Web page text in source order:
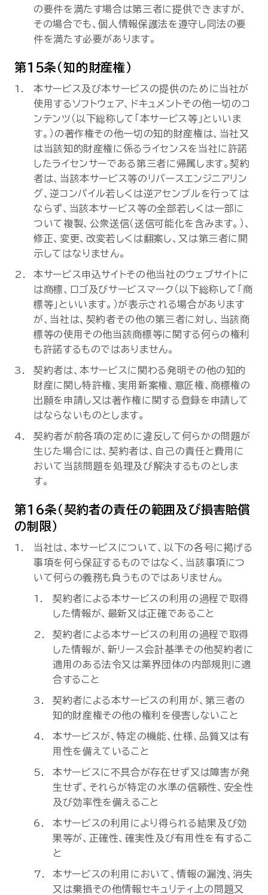
の要件を満たす場合は第三者に提供できますが、
その場合でも、個人情報保護法を遵守し同法の要
件を満たす必要があります。
第15条（知的財産権）
本サービス及び本サービスの提供のために当社が
使用するソフトウェア、ドキュメントその他一切のコ
ンテンツ（以下総称して「本サービス等」といいま
す。）の著作権その他一切の知的財産権は、当社又
は当該知的財産権に係るライセンスを当社に許諾
したライセンサーである第三者に帰属します。契約
者は、当該本サービス等のリバースエンジニアリン
グ、逆コンパイル若しくは逆アセンブルを行っては
ならず、当該本サービス等の全部若しくは一部に
ついて複製、公衆送信（送信可能化を含みます。）、
修正、変更、改変若しくは翻案し、又は第三者に開
示してはなりません。
本サービス申込サイトその他当社のウェブサイトに
は商標、ロゴ及びサービスマーク（以下総称して「商
標等」といいます。）が表示される場合があります
が、当社は、契約者その他の第三者に対し、当該商
標等の使用その他当該商標等に関する何らの権利
も許諾するものではありません。
契約者は、本サービスに関わる発明その他の知的
財産に関し特許権、実用新案権、意匠権、商標権の
出願を申請し又は著作権に関する登録を申請して
はならないものとします。
契約者が前各項の定めに違反して何らかの問題が
生じた場合には、契約者は、自己の責任と費用に
おいて当該問題を処理及び解決するものとしま
す。
第16条（契約者の責任の範囲及び損害賠償
の制限）
当社は、本サービスについて、以下の各号に掲げる
事項を何ら保証するものではなく、当該事項につ
いて何らの義務も負うものではありません。
契約者による本サービスの利用の過程で取得
した情報が、最新又は正確であること
契約者による本サービスの利用の過程で取得
した情報が、新リース会計基準その他契約者に
適用のある法令又は業界団体の内部規則に適
合すること
契約者による本サービスの利用が、第三者の
知的財産権その他の権利を侵害しないこと
本サービスが、特定の機能、仕様、品質又は有
用性を備えていること
本サービスに不具合が存在せず又は障害が発
生せず、それらが特定の水準の信頼性、安全性
及び効率性を備えること
本サービスの利用により得られる結果及び効
果等が、正確性、確実性及び有用性を有するこ
と
本サービスの利用において、情報の漏洩、消失
又は棄損その他情報セキュリティ上の問題又